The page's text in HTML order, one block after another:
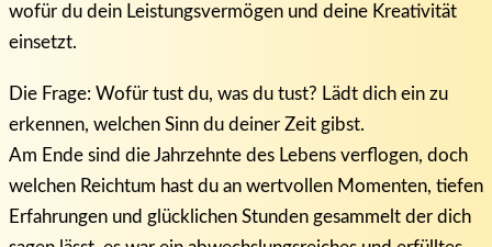
wofür du dein Leistungsvermögen und deine Kreativität
einsetzt.
Die Frage: Wofür tust du, was du tust? Lädt dich ein zu
erkennen, welchen Sinn du deiner Zeit gibst.
Am Ende sind die Jahrzehnte des Lebens verflogen, doch
welchen Reichtum hast du an wertvollen Momenten, tiefen
Erfahrungen und glücklichen Stunden gesammelt der dich